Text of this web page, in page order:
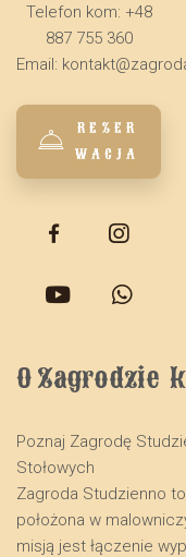
O Zagrodzie
Poznaj Zagrodę
Stołowych
​Zagroda Studzienno
położona w
misją jest łączenie
Telefon kom: +48
887 755 360
Email:
REZER
WACJA